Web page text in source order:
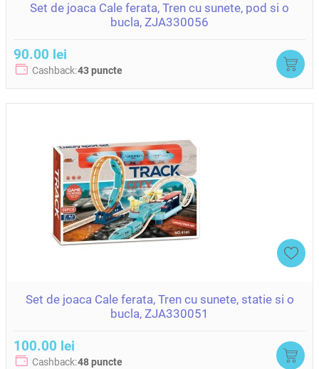
Set de joaca Cale ferata, Tren cu sunete, pod si o
bucla, ZJA330056
90.00 lei
Cashback:43 puncte
Set de joaca Cale ferata, Tren cu sunete, statie si o
bucla, ZJA330051
100.00 lei
Cashback:48 puncte